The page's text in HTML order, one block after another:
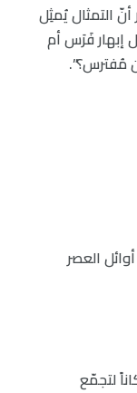
التمثال يُمثِل
إبهار فَرَس أم
مُفترس؟”.
عام، خلال أوائل العصر
لتجمّع